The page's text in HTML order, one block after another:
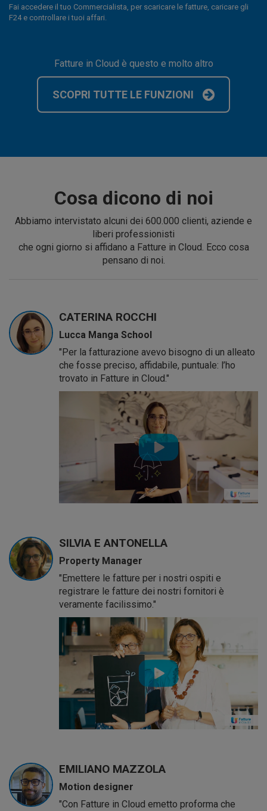
Fai accedere il tuo Commercialista, per scaricare le fatture, caricare gli
F24 e controllare i tuoi affari.
Fatture in Cloud è questo e molto altro
SCOPRI TUTTE LE FUNZIONI
Cosa dicono di noi
Abbiamo intervistato alcuni dei 600.000 clienti, aziende e
liberi professionisti
che ogni giorno si affidano a Fatture in Cloud. Ecco cosa
pensano di noi.
CATERINA ROCCHI
Lucca Manga School
"Per la fatturazione avevo bisogno di un alleato
che fosse preciso, affidabile, puntuale: l’ho
trovato in Fatture in Cloud."
SILVIA E ANTONELLA
Property Manager
"Emettere le fatture per i nostri ospiti e
registrare le fatture dei nostri fornitori è
veramente facilissimo."
EMILIANO MAZZOLA
Motion designer
"Con Fatture in Cloud emetto proforma che